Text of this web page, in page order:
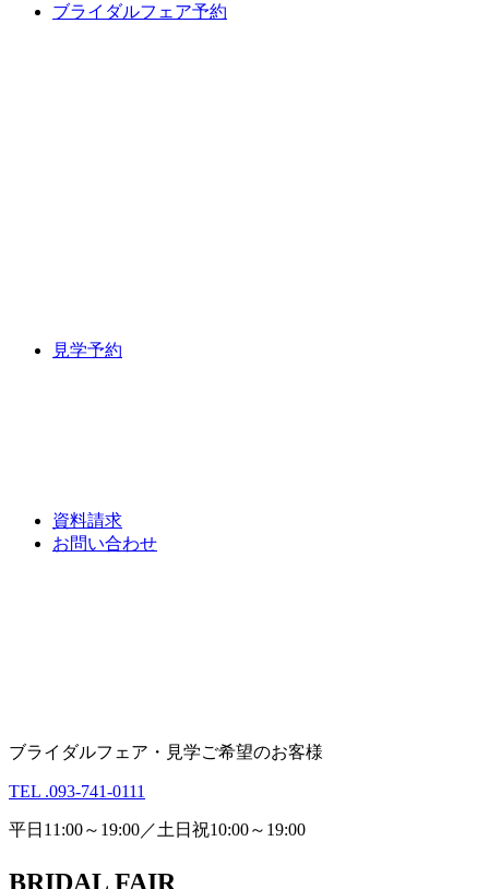
ブライダルフェア予約
見学予約
資料請求
お問い合わせ
ブライダルフェア・見学ご希望のお客様
TEL .093-741-0111
平日11:00～19:00／土日祝10:00～19:00
BRIDAL FAIR